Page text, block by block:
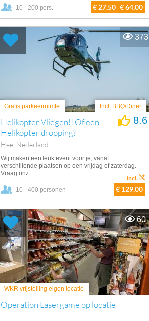
10 - 200 pers. € 27,50 € 64,00
Gratis parkeerruimte Incl. BBQ/Diner
Helikopter Vliegen!! Of een
Helikopter dropping?
Heel Nederland
8.6
Wij maken een leuk event voor je, vanaf
verschillende plaatsen op een vrijdag of zaterdag.
Vraag onz...
10 - 400 personen € 129,00
incl.
373
WKR vrijstelling eigen locatie
Operation Lasergame op locatie
60